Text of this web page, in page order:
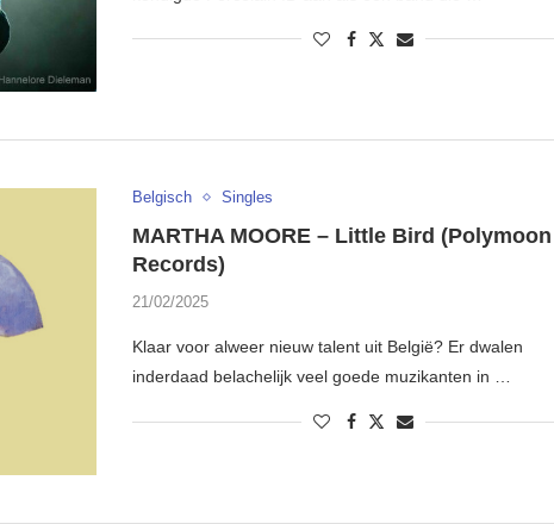
Belgisch Singles
MARTHA MOORE – Little Bird (Polymoon
Records)
21/02/2025
Klaar voor alweer nieuw talent uit België? Er dwalen
inderdaad belachelijk veel goede muzikanten in …